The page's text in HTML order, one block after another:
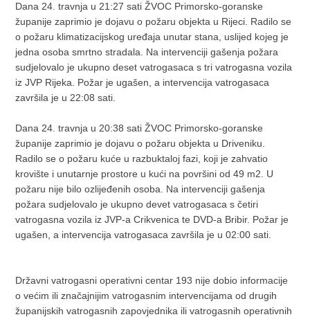
Dana 24. travnja u 21:27 sati ŽVOC Primorsko-goranske
županije zaprimio je dojavu o požaru objekta u Rijeci. Radilo se
o požaru klimatizacijskog uređaja unutar stana, uslijed kojeg je
jedna osoba smrtno stradala. Na intervenciji gašenja požara
sudjelovalo je ukupno deset vatrogasaca s tri vatrogasna vozila
iz JVP Rijeka. Požar je ugašen, a intervencija vatrogasaca
završila je u 22:08 sati.
Dana 24. travnja u 20:38 sati ŽVOC Primorsko-goranske
županije zaprimio je dojavu o požaru objekta u Driveniku.
Radilo se o požaru kuće u razbuktaloj fazi, koji je zahvatio
krovište i unutarnje prostore u kući na površini od 49 m2. U
požaru nije bilo ozlijeđenih osoba. Na intervenciji gašenja
požara sudjelovalo je ukupno devet vatrogasaca s četiri
vatrogasna vozila iz JVP-a Crikvenica te DVD-a Bribir. Požar je
ugašen, a intervencija vatrogasaca završila je u 02:00 sati.
Državni vatrogasni operativni centar 193 nije dobio informacije
o većim ili značajnijim vatrogasnim intervencijama od drugih
županijskih vatrogasnih zapovjednika ili vatrogasnih operativnih